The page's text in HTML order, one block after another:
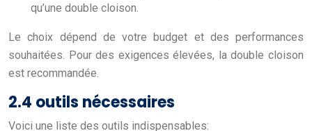
qu’une double cloison.
Le choix dépend de votre budget et des performances
souhaitées. Pour des exigences élevées, la double cloison
est recommandée.
2.4 outils nécessaires
Voici une liste des outils indispensables: